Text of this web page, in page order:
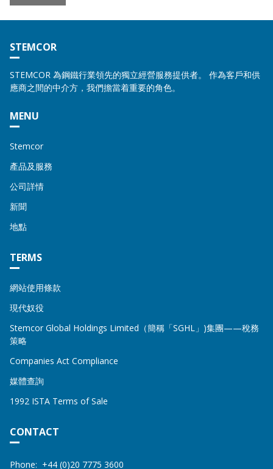
STEMCOR
STEMCOR 為鋼鐵行業領先的獨立經營服務提供者。 作為客戶和供
應商之間的中介方，我們擔當着重要的角色。
MENU
Stemcor
產品及服務
公司詳情
新聞
地點
TERMS
網站使用條款
現代奴役
Stemcor Global Holdings Limited（簡稱「SGHL」)集團——稅務
策略
Companies Act Compliance
媒體查詢
1992 ISTA Terms of Sale
CONTACT
STEMCOR
Phone: +44 (0)20 7775 3600